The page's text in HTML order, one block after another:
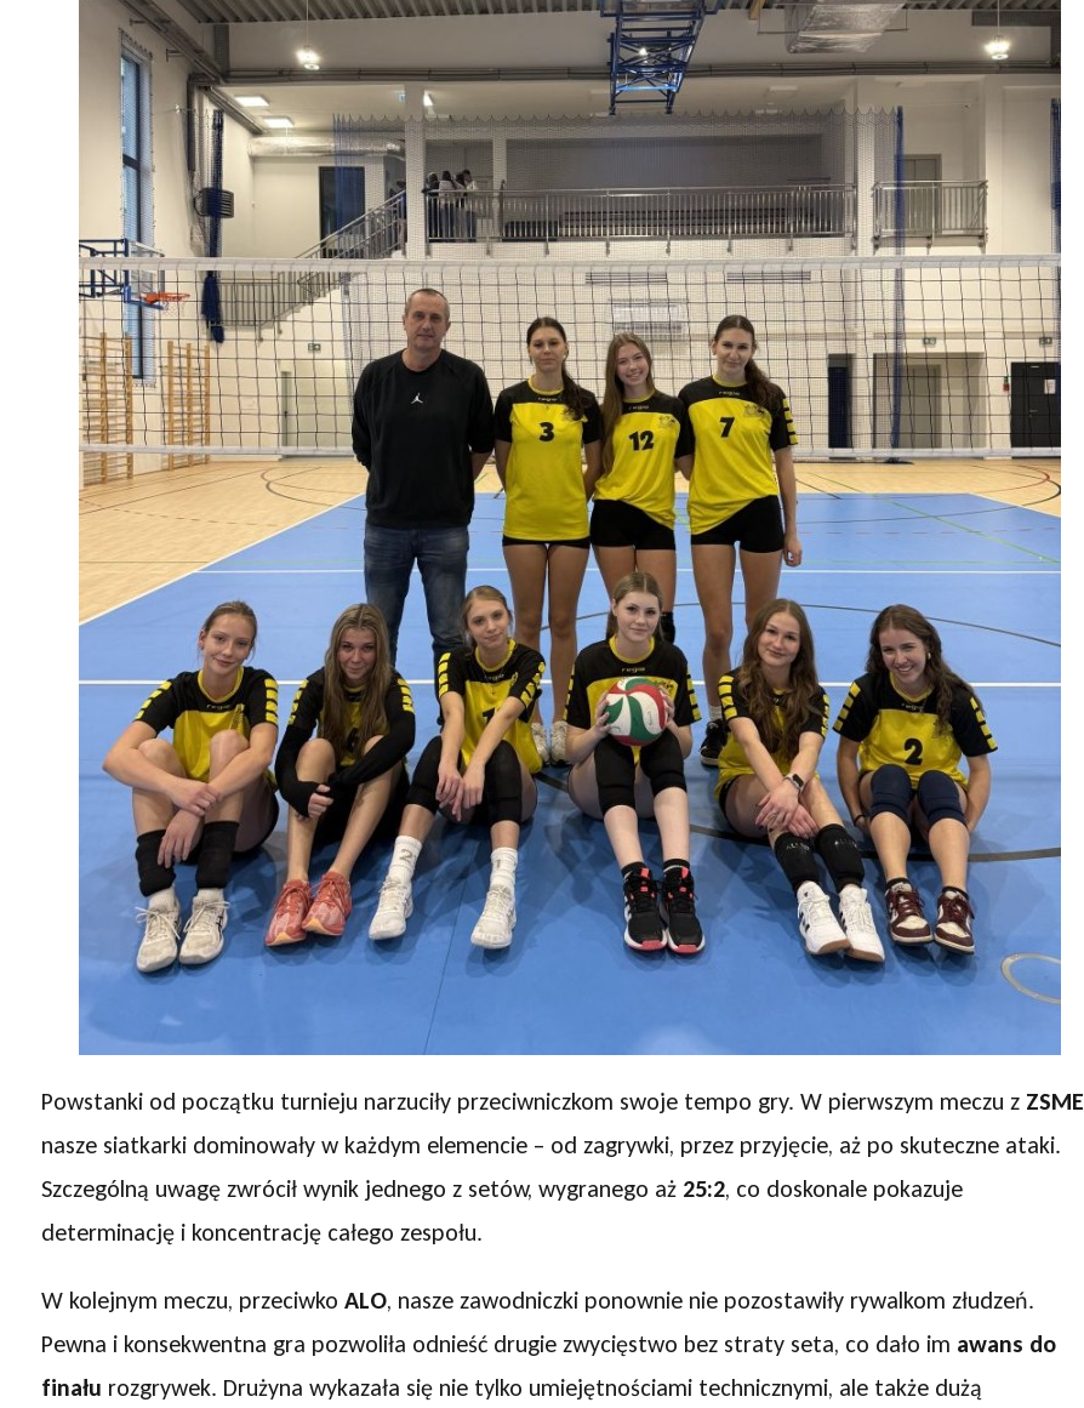
Powstanki od początku turnieju narzuciły przeciwniczkom swoje tempo gry. W pierwszym meczu z ZSME
nasze siatkarki dominowały w każdym elemencie – od zagrywki, przez przyjęcie, aż po skuteczne ataki.
Szczególną uwagę zwrócił wynik jednego z setów, wygranego aż 25:2, co doskonale pokazuje
determinację i koncentrację całego zespołu.
W kolejnym meczu, przeciwko ALO, nasze zawodniczki ponownie nie pozostawiły rywalkom złudzeń.
Pewna i konsekwentna gra pozwoliła odnieść drugie zwycięstwo bez straty seta, co dało im awans do
finału rozgrywek. Drużyna wykazała się nie tylko umiejętnościami technicznymi, ale także dużą